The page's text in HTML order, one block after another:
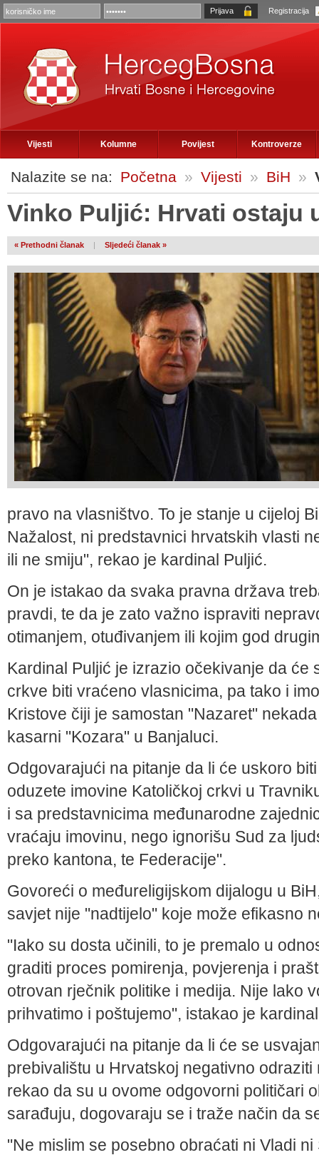
Registracija
Vijesti Kolumne Povijest Kontroverze
Nalazite se na: Početna » Vijesti » BiH »
Vinko Puljić: Hrvati ostaju
« Prethodni članak | Sljedeći članak »
pravo na vlasništvo. To je stanje u cijeloj
Nažalost, ni predstavnici hrvatskih vlasti
ili ne smiju", rekao je kardinal Puljić.
On je istakao da svaka pravna država
pravdi, te da je zato važno ispraviti
otimanjem, otuđivanjem ili kojim god
Kardinal Puljić je izrazio očekivanje da će
crkve biti vraćeno vlasnicima, pa tako i
Kristove čiji je samostan "Nazaret"
kasarni "Kozara" u Banjaluci.
Odgovarajući na pitanje da li će uskoro
oduzete imovine Katoličkoj crkvi u
i sa predstavnicima međunarodne
vraćaju imovinu, nego ignorišu Sud za
preko kantona, te Federacije".
Govoreći o međureligijskom dijalogu u
savjet nije "nadtijelo" koje može efikasno
"Iako su dosta učinili, to je premalo u
graditi proces pomirenja, povjerenja i
otrovan rječnik politike i medija. Nije lako
prihvatimo i poštujemo", istakao je
Odgovarajući na pitanje da li će se
prebivalištu u Hrvatskoj negativno
rekao da su u ovome odgovorni političari
sarađuju, dogovaraju se i traže način da
"Ne mislim se posebno obraćati ni Vladi